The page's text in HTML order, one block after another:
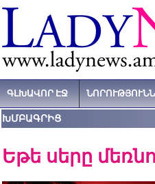
ԳԼԽԱՎՈՐ ԷՋ
ԽՄԲԱԳՐԻՑ
Եթե սերը